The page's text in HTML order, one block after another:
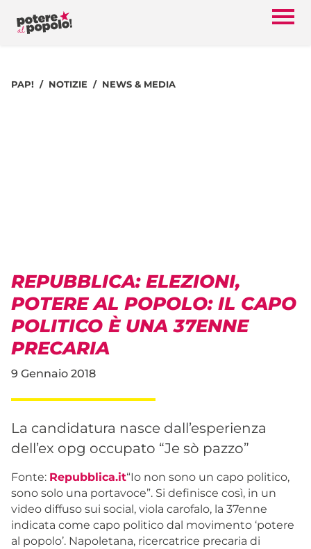
PAP! NOTIZIE NEWS & MEDIA
REPUBBLICA: ELEZIONI,
POTERE AL POPOLO: IL CAPO
POLITICO È UNA 37ENNE
PRECARIA
9 Gennaio 2018
La candidatura nasce dall’esperienza
dell’ex opg occupato “Je sò pazzo”
Fonte: Repubblica.it“Io non sono un capo politico,
sono solo una portavoce”. Si definisce così, in un
video diffuso sui social, viola carofalo, la 37enne
indicata come capo politico dal movimento ‘potere
al popolo’. Napoletana, ricercatrice precaria di